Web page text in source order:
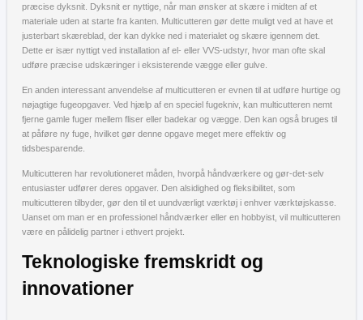
præcise dyksnit. Dyksnit er nyttige, når man ønsker at skære i midten af et
materiale uden at starte fra kanten. Multicutteren gør dette muligt ved at have et
justerbart skæreblad, der kan dykke ned i materialet og skære igennem det.
Dette er især nyttigt ved installation af el- eller VVS-udstyr, hvor man ofte skal
udføre præcise udskæringer i eksisterende vægge eller gulve.
En anden interessant anvendelse af multicutteren er evnen til at udføre hurtige og
nøjagtige fugeopgaver. Ved hjælp af en speciel fugekniv, kan multicutteren nemt
fjerne gamle fuger mellem fliser eller badekar og vægge. Den kan også bruges til
at påføre ny fuge, hvilket gør denne opgave meget mere effektiv og
tidsbesparende.
Multicutteren har revolutioneret måden, hvorpå håndværkere og gør-det-selv
entusiaster udfører deres opgaver. Den alsidighed og fleksibilitet, som
multicutteren tilbyder, gør den til et uundværligt værktøj i enhver værktøjskasse.
Uanset om man er en professionel håndværker eller en hobbyist, vil multicutteren
være en pålidelig partner i ethvert projekt.
Teknologiske fremskridt og
innovationer